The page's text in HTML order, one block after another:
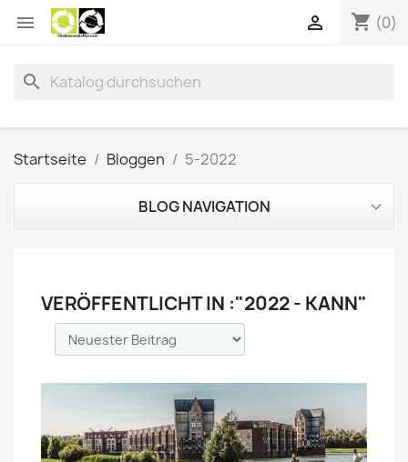
 shopping_cart (0)

search
Startseite Bloggen 5-2022
BLOG NAVIGATION
VERÖFFENTLICHT IN :"2022 - KANN"